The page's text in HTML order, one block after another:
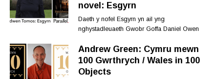
novel: Esgyrn
Daeth y nofel Esgyrn yn ail yng
nghystadleuaeth Gwobr Goffa Daniel Owen
Andrew Green: Cymru mewn
100 Gwrthrych / Wales in 100
Objects